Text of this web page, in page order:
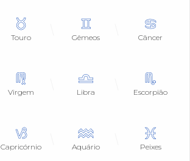
Touro Gêmeos Câncer
Virgem Libra Escorpião
Capricórnio Aquário Peixes